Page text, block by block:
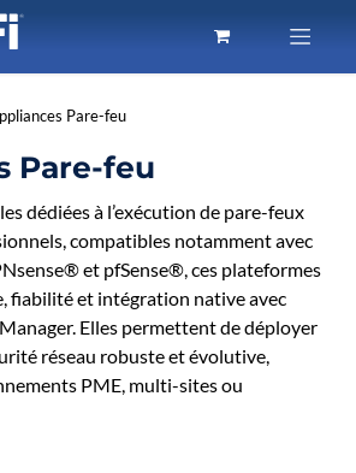
Pare-feu
Pare-feu
dédiées à l’exécution de pare-feux
compatibles notamment avec
et pfSense®, ces plateformes
fiabilité et intégration native avec
Elles permettent de déployer
réseau robuste et évolutive,
PME, multi-sites ou